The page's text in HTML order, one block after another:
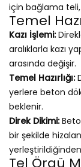
için bağlama teli,
Temel
Kazı İşlemi:
aralıklarla kazı
arasında değişir.
Temel Hazırlığı:
yerlere beton
beklenir.
Direk Dikimi:
bir şekilde
Tel Örgü